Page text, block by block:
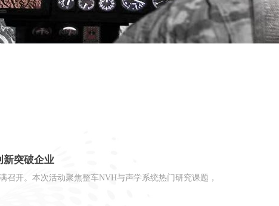
入选Top 10科技创新突破企业
开。本次活动聚焦整车NVH与声学系统热门研究课题，